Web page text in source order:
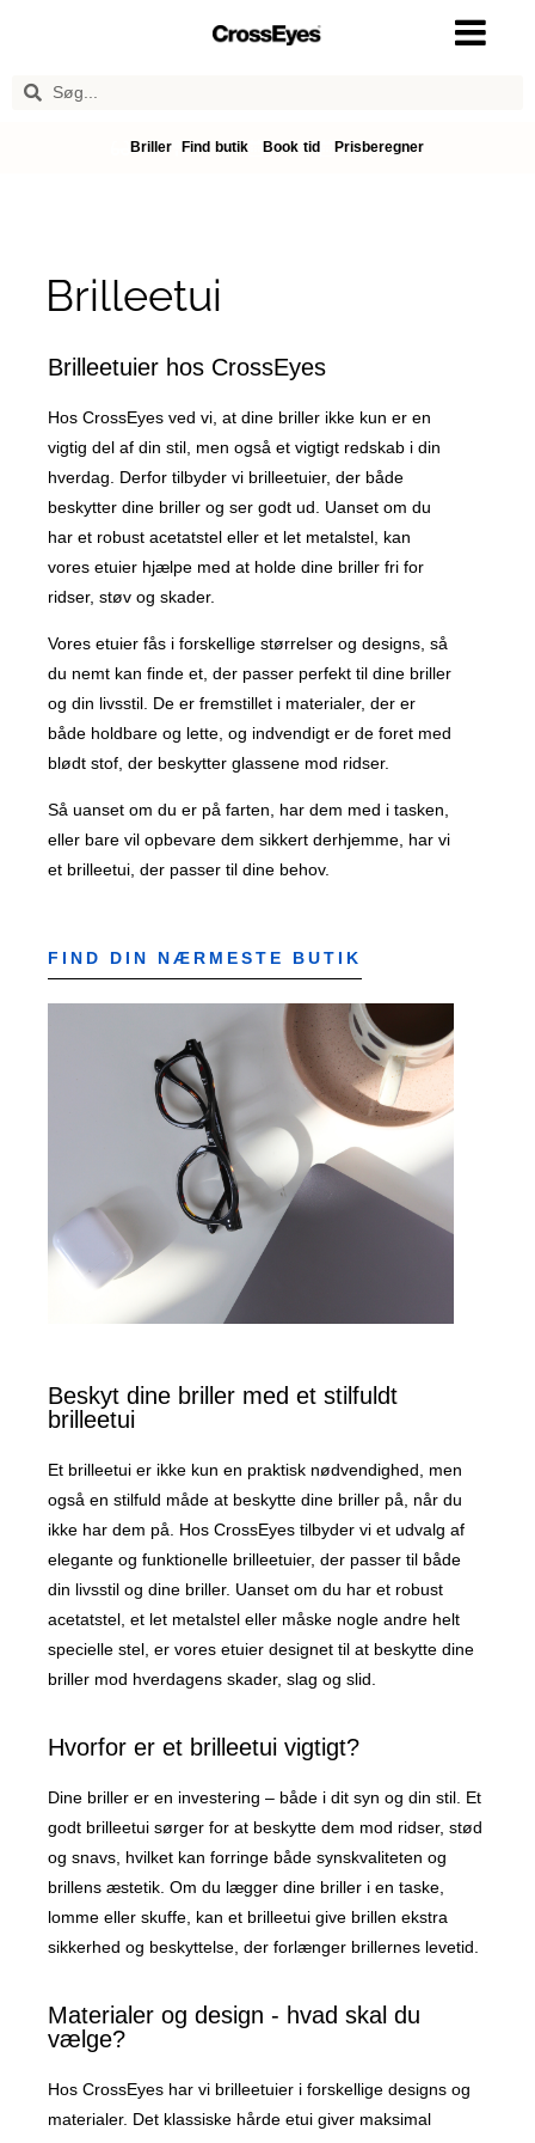
Briller Find butik Book tid Prisberegner
Brilleetui
Brilleetuier hos CrossEyes
Hos CrossEyes ved vi, at dine briller ikke kun er en
vigtig del af din stil, men også et vigtigt redskab i din
hverdag. Derfor tilbyder vi brilleetuier, der både
beskytter dine briller og ser godt ud. Uanset om du
har et robust acetatstel eller et let metalstel, kan
vores etuier hjælpe med at holde dine briller fri for
ridser, støv og skader.
Vores etuier fås i forskellige størrelser og designs, så
du nemt kan finde et, der passer perfekt til dine briller
og din livsstil. De er fremstillet i materialer, der er
både holdbare og lette, og indvendigt er de foret med
blødt stof, der beskytter glassene mod ridser.
Så uanset om du er på farten, har dem med i tasken,
eller bare vil opbevare dem sikkert derhjemme, har vi
et brilleetui, der passer til dine behov.
FIND DIN NÆRMESTE BUTIK
Beskyt dine briller med et stilfuldt
brilleetui
Et brilleetui er ikke kun en praktisk nødvendighed, men
også en stilfuld måde at beskytte dine briller på, når du
ikke har dem på. Hos CrossEyes tilbyder vi et udvalg af
elegante og funktionelle brilleetuier, der passer til både
din livsstil og dine briller. Uanset om du har et robust
acetatstel, et let metalstel eller måske nogle andre helt
specielle stel, er vores etuier designet til at beskytte dine
briller mod hverdagens skader, slag og slid.
Hvorfor er et brilleetui vigtigt?
Dine briller er en investering – både i dit syn og din stil. Et
godt brilleetui sørger for at beskytte dem mod ridser, stød
og snavs, hvilket kan forringe både synskvaliteten og
brillens æstetik. Om du lægger dine briller i en taske,
lomme eller skuffe, kan et brilleetui give brillen ekstra
sikkerhed og beskyttelse, der forlænger brillernes levetid.
Materialer og design - hvad skal du
vælge?
Hos CrossEyes har vi brilleetuier i forskellige designs og
materialer. Det klassiske hårde etui giver maksimal